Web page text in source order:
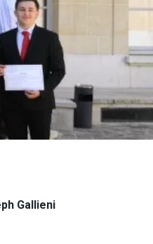
Gallieni